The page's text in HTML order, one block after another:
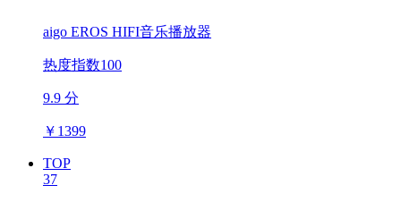
aigo EROS HIFI音乐播放器
热度指数100
9.9 分
￥ 1399
TOP
37